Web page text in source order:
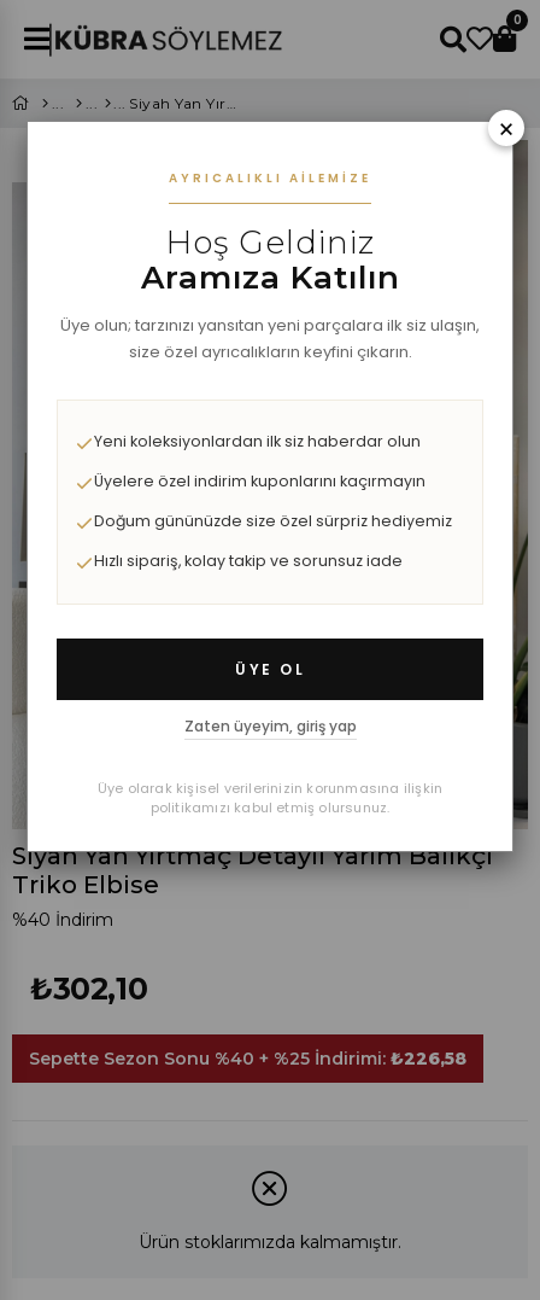
0
Siyah Yan Yırtmaç Detaylı Yarım Balıkçı Triko Elbise
Siyah Yan Yırtmaç Detaylı Yarım Balıkçı
Triko Elbise
%40 İndirim
₺302,10
Sepette Sezon Sonu %40 + %25 İndirimi: ₺226,58
Ürün stoklarımızda kalmamıştır.
×
AYRICALIKLI AILEMIZE
Hoş Geldiniz
Aramıza Katılın
Üye olun; tarzınızı yansıtan yeni parçalara ilk siz ulaşın,
size özel ayrıcalıkların keyfini çıkarın.
Yeni koleksiyonlardan ilk siz haberdar olun
Üyelere özel indirim kuponlarını kaçırmayın
Doğum gününüzde size özel sürpriz hediyemiz
Hızlı sipariş, kolay takip ve sorunsuz iade
ÜYE OL
Zaten üyeyim, giriş yap
Üye olarak kişisel verilerinizin korunmasına ilişkin
politikamızı kabul etmiş olursunuz.